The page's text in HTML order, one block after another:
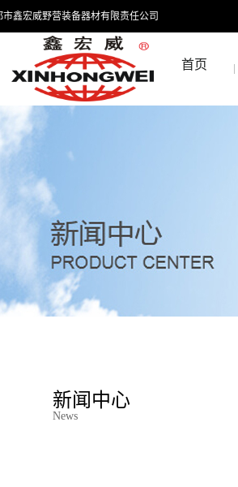
市鑫宏威野营装备器材有限责任公司
首页
新闻中心
News